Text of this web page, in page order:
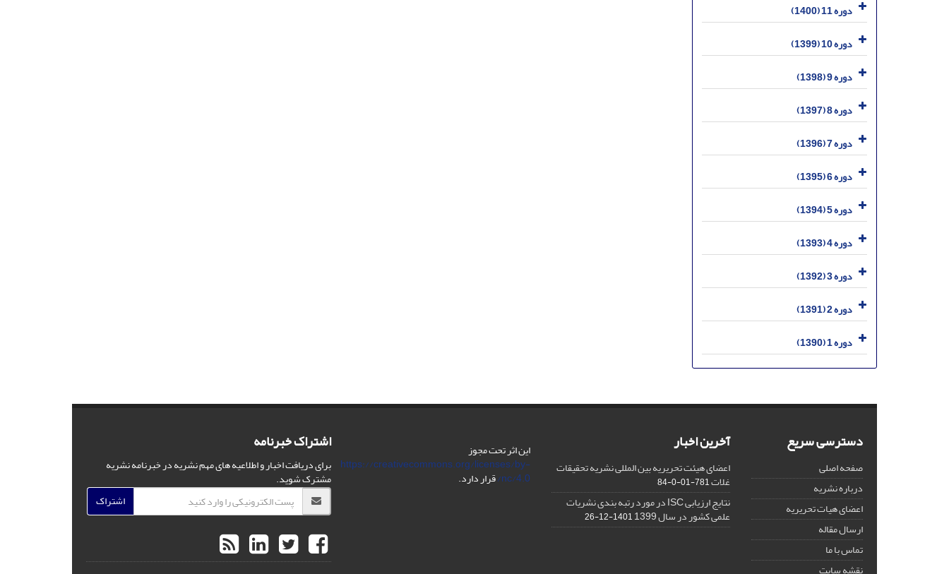
دوره 11 (1400)
دوره 10 (1399)
دوره 9 (1398)
دوره 8 (1397)
دوره 7 (1396)
دوره 6 (1395)
دوره 5 (1394)
دوره 4 (1393)
دوره 3 (1392)
دوره 2 (1391)
دوره 1 (1390)
دسترسی سریع
صفحه اصلی
درباره نشریه
اعضای هیات تحریریه
ارسال مقاله
تماس با ما
نقشه سایت
آخرین اخبار
اعضای هیئت تحریریه بین المللی نشریه تحقیقات
غلات781-01-0-84
نتایج ارزیابی ISC در مورد رتبه بندی نشریات
علمی کشور در سال 1399 1401-12-26
این اثر تحت مجوز
https://creativecommons.org/licenses/by-
nc/4.0/ قرار دارد.
اشتراک خبرنامه
برای دریافت اخبار و اطلاعیه های مهم نشریه در خبرنامه نشریه
مشترک شوید.
اشتراک